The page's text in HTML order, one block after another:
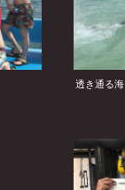
透き通る